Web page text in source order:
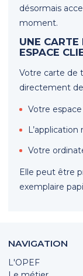
désormais
moment.
UNE CARTE
ESPACE
Votre carte de
directement
Votre
Votre
Elle peut être
exemplaire
NAVIGATION
L'OPEF